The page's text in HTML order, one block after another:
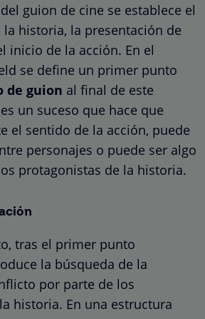
guion de cine se establece el
historia, la presentación de
inicio de la acción. En el
se define un primer punto
de guion al final de este
un suceso que hace que
el sentido de la acción, puede
personajes o puede ser algo
protagonistas de la historia.
tras el primer punto
la búsqueda de la
por parte de los
historia. En una estructura